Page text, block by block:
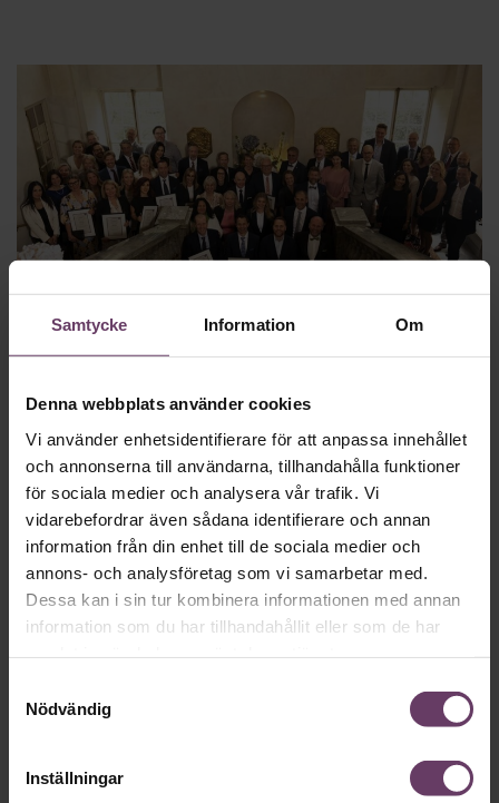
Samtycke Information Om
Denna webbplats använder cookies
Vi använder enhetsidentifierare för att anpassa innehållet
och annonserna till användarna, tillhandahålla funktioner
för sociala medier och analysera vår trafik. Vi
vidarebefordrar även sådana identifierare och annan
information från din enhet till de sociala medier och
annons- och analysföretag som vi samarbetar med.
Dessa kan i sin tur kombinera informationen med annan
information som du har tillhandahållit eller som de har
Nödvändig
Inställningar
Mer på ämnet
Arbetsmiljö
Höj arbetsglädjen med dessa tre tips från Björn Lundin, hr-
TA NÄSTA KARRIÄRSSTEG
– MED
etthelhetsperspektivpå att leda och utveckla
verksamhet –med affärsfokus . I vår unikt flexibla
Executive MBA
får du träning, praktisk nytta och ett
exklusivt chefsnätverk.
LÄS MER